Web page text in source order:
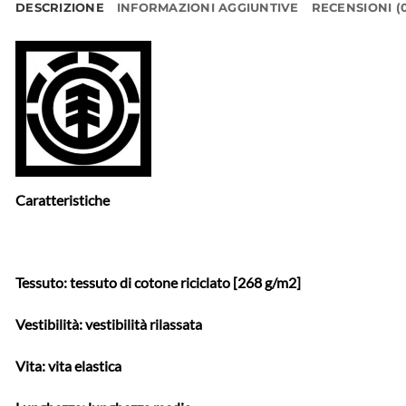
DESCRIZIONE INFORMAZIONI AGGIUNTIVE RECENSIONI
Caratteristiche
Tessuto: tessuto di cotone riciclato [268 g/m2]
Vestibilità: vestibilità rilassata
Vita: vita elastica